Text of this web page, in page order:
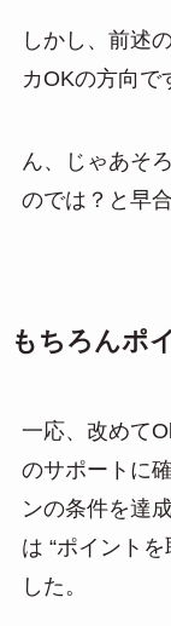
しかし、前述
カOKの方向で
ん、じゃあそ
のでは？と早
もちろんポ
一応、改めて
のサポートに
ンの条件を達
は “ポイント
した。